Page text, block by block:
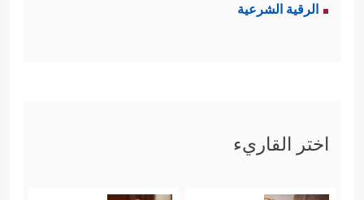
الرقية الشرعية
اختر القاريء